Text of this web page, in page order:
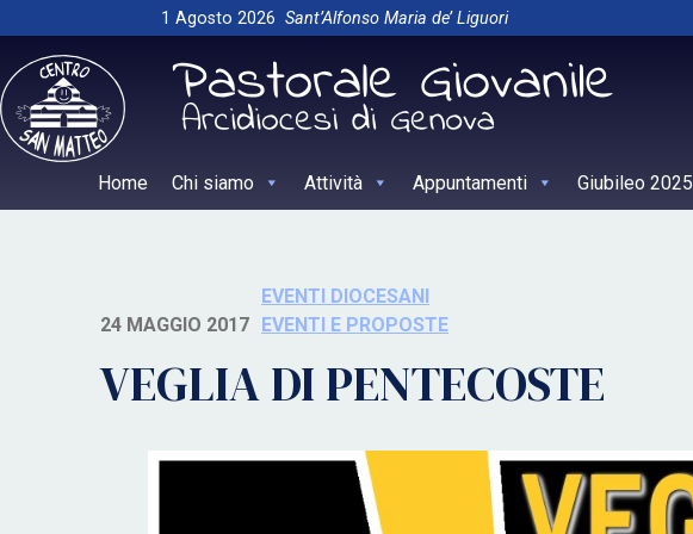
to
content
1 Agosto 2026 Sant’Alfonso Maria de’ Liguori
Home Chi siamo Attività Appuntamenti Giubileo 2025
24 MAGGIO 2017
EVENTI DIOCESANI
EVENTI E PROPOSTE
VEGLIA DI PENTECOSTE